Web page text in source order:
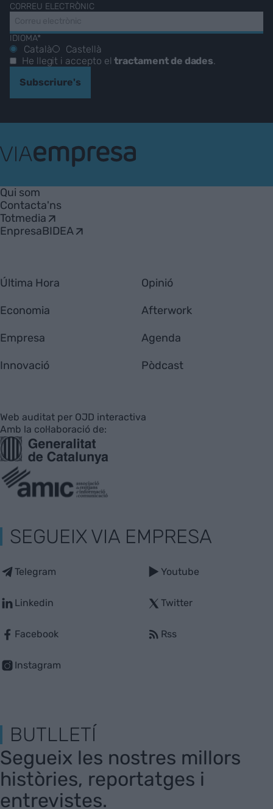
CORREU ELECTRÒNIC
IDIOMA*
Català
Castellà
He llegit i accepto eltractament de dades.
Subscriure's
Empresa
Qui som
Contacta'ns
Totmedia
EnpresaBIDEA
Última Hora
Economia
Empresa
Innovació
Opinió
Afterwork
Agenda
Pòdcast
Web auditat per OJD interactiva
Amb la col·laboració de:
SEGUEIX VIA EMPRESA
Telegram
Linkedin
Facebook
Instagram
Youtube
Twitter
Rss
BUTLLETÍ
Segueix les nostres millors
històries, reportatges i
entrevistes.